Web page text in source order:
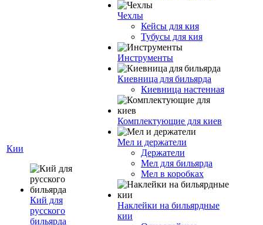
Кии
Кий для
русского
бильярда
Чехлы
Кейсы для кия
Тубусы для кия
Инструменты
Киевница для бильярда
Киевница настенная
Комплектующие для киев
Мел и держатели
Держатели
Мел для бильярда
Мел в коробках
Наклейки на бильярдные
кии